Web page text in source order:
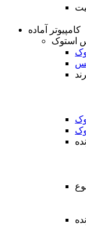
کامپیوتر آماده
استوک